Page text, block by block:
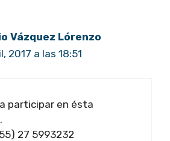
Vázquez Lórenzo
2017 a las 18:51
participar en ésta
27 5993232